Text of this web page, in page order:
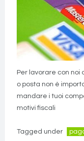
Per lavorare con noi
o posta non è
mandare i tuoi
motivi fiscali
Tagged under